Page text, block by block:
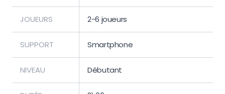
JOUEURS 2-6 joueurs
SUPPORT Smartphone
NIVEAU Débutant